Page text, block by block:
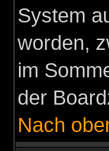
System
worden,
im
der
Nach